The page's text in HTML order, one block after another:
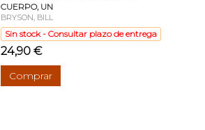
CUERPO, UN
BRYSON, BILL
Sin stock - Consultar plazo de entrega
24,90 €
Comprar